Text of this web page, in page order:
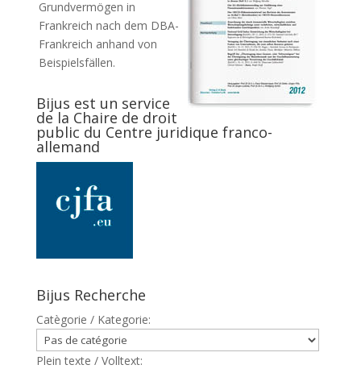
Grundvermögen in
Frankreich nach dem DBA-
Frankreich anhand von
Beispielsfällen.
Bijus est un service
de la Chaire de droit
public du Centre juridique franco-
allemand
Bijus Recherche
Catègorie / Kategorie:
Plein texte / Volltext: